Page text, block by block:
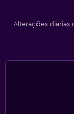
Alterações diárias